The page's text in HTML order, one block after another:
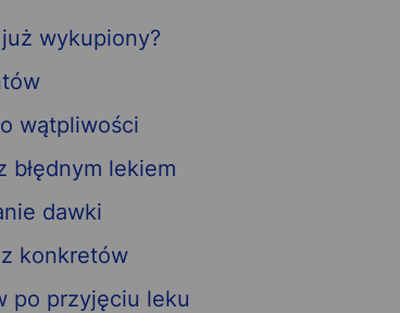
wykupiony?
wątpliwości
błędnym lekiem
dawki
konkretów
po przyjęciu leku